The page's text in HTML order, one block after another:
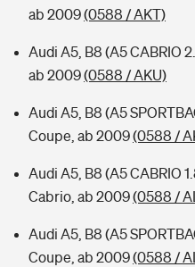
ab 2009(0588 / AKT)
Audi A5, B8 (A5 CABRIO
ab 2009(0588 / AKU)
Audi A5, B8 (A5
Coupe, ab 2009(0588 /
Audi A5, B8 (A5 CABRIO
Cabrio, ab 2009(0588 /
Audi A5, B8 (A5
Coupe, ab 2009(0588 /